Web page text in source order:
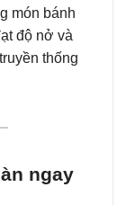
món bánh
độ nở và
thống
ngay